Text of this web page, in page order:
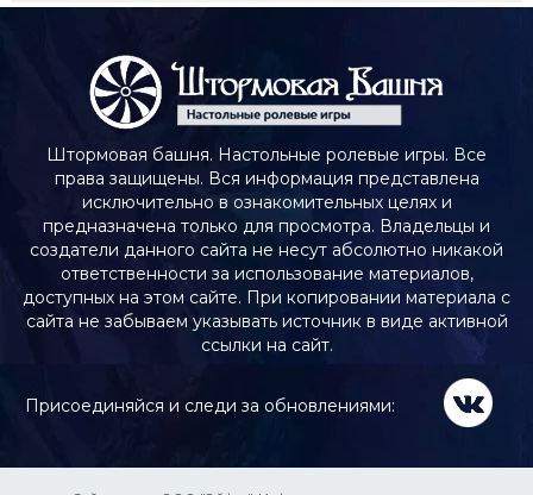
Штормовая башня. Настольные ролевые игры. Все
права защищены. Вся информация представлена
исключительно в ознакомительных целях и
предназначена только для просмотра. Владельцы и
создатели данного сайта не несут абсолютно никакой
ответственности за использование материалов,
доступных на этом сайте. При копировании материала с
сайта не забываем указывать источник в виде активной
ссылки на сайт.
Присоединяйся и следи за обновлениями: